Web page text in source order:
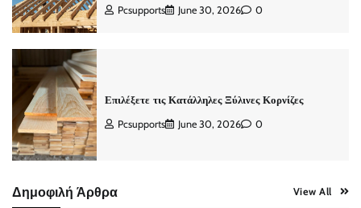
Pcsupports June 30, 2026 0
Επιλέξετε τις Κατάλληλες Ξύλινες Κορνίζες
Pcsupports June 30, 2026 0
Δημοφιλή Άρθρα View All